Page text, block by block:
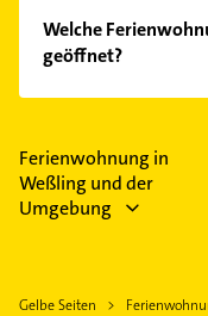
Welche
geöffnet?
Im Anbieter-
Feiertagen
Ferienwohnung in
Weßling und der
Umgebung
Gelbe Seiten